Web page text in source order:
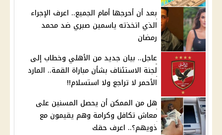
بعد أن أحرجها أمام الجميع.. اعرف الإجراء
الذي اتخذته ياسمين صبري ضد محمد
رمضان
عاجل.. بيان جديد من الأهلي وخطاب إلى
لجنة الاستئناف بشأن مباراة القمة.. المارد
الأحمر لا تراجع ولا استسلام!!
هل من الممكن أن يحصل المسنين على
معاش تكافل وكرامة وهم يقيمون مع
ذويهم؟.. اعرف حقك